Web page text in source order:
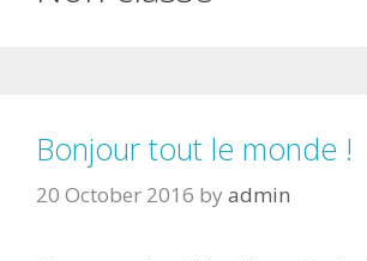
Bonjour tout le monde !
20 October 2016 by admin